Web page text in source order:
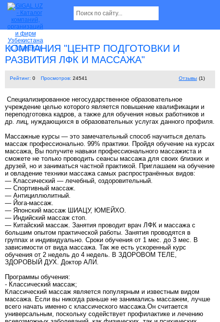
КОМПАНИЯ "ЦЕНТР ПОДГОТОВКИ И
РАЗВИТИЯ ЛФК И МАССАЖА"
Рейтинг: 0 Просмотров: 24541 Отзывы (1)
Специализированное негосударственное образовательное
учреждение целью которого является повышение квалификации и
переподготовка кадров, а также для обучения новых работников и
др. лиц, нуждающихся в образовательных услугах данного профиля.
Массажные курсы — это замечательный способ научиться делать
массаж профессионально. 99% практики. Пройдя обучение на курсах
массажа, Вы получите навыки профессионального массажиста и
сможете не только проводить сеансы массажа для своих близких и
друзей, но и заниматься частной практикой. Приглашаем на обучение
и овладение техники массажа самых распространённых видов:
— Классический — лечебный, оздоровительный.
— Cпортивный массаж.
— Антициллюлитный.
— Йога-массаж.
— Японский массаж ШИАЦУ, ЮМЕЙХО.
— Индийский массаж стоп.
— Китайский массаж. Занятия проводит врач ЛФК и массажа с
большим опытом практической работы. Занятия проводятся в
группах и индивидуально. Сроки обучения от 1 мес. до 3 мес. В
зависимости от вида массажа. Так же есть ускоренный курс
обучения от 2 недель до 4 недель. В ЗДОРОВОМ ТЕЛЕ,
ЗДОРОВЫЙ ДУХ. Доктор АЛИ.
Программы обучения:
- Классический массаж;
Классический массаж является популярным и известным видом
массажа. Если вы никогда раньше не занимались массажем, лучше
всего начать именно с классического массажа.Он считается
универсальным, поскольку содействует профилактике и лечению